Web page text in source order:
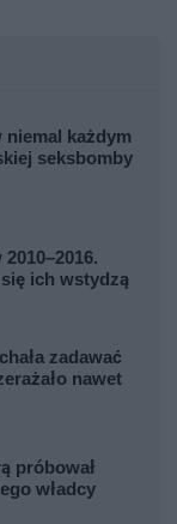
niemal każdym
seksbomby
ich wstydzą
zadawać
nawet
próbował
władcy